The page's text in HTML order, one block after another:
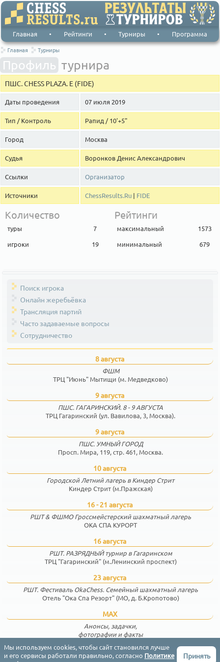
Главная • Рейтинги • Турниры • Программа
Главная Турниры
Профиль турнира
ПШС. CHESS PLAZA. E (FIDE)
Даты проведения 07 июля 2019
Тип / Контроль Рапид / 10'+5"
Город Москва
Судья Воронков Денис Александрович
Ссылки Организатор
Источники ChessResults.Ru | FIDE
Количество
туры
7
игроки
19
Рейтинги
максимальный
1573
минимальный
679
Поиск игрока
Онлайн жеребьёвка
Трансляция партий
Часто задаваемые вопросы
Сотрудничество
8 августа
ФШМ
ТРЦ "Июнь" Мытищи (м. Медведково)
9 августа
ПШС. ГАГАРИНСКИЙ. 8 - 9 АВГУСТА
ТРЦ Гагаринский (ул. Вавилова, 3, Москва).
9 августа
ПШС. УМНЫЙ ГОРОД
Просп. Мира, 119, стр. 461, Москва.
10 августа
Городской Летний лагерь в Киндер Стрит
Киндер Стрит (м.Пражская)
16 - 21 августа
РШТ & ФШМО Гроссмейстерский шахматный лагерь
ОКА СПА КУРОРТ
16 августа
РШТ. РАЗРЯДНЫЙ турнир в Гагаринском
ТРЦ "Гагаринский" (м.Ленинский проспект)
23 августа
РШТ. Фестиваль OkaChess. Семейный шахматный лагерь
Отель "Ока Спа Резорт" (МО, д. Б.Кропотово)
MAX
Анонсы, задачки,
фотографии и факты
Соглашение Конфиденциальность Контакты English
Мы используем cookies, чтобы сайт становился лучше
и его сервисы работали правильно, согласно Политике
Принять